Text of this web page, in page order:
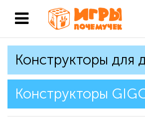
Конструкторы для
Конструкторы